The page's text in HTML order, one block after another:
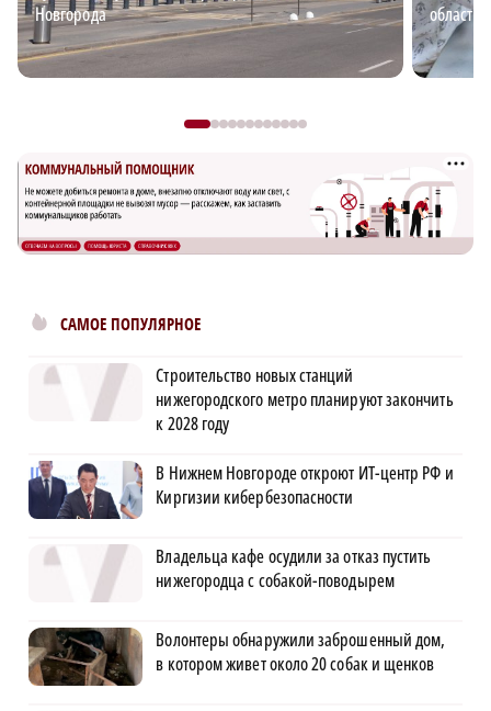
Новгорода
области:
САМОЕ ПОПУЛЯРНОЕ
Строительство новых станций
нижегородского метро планируют закончить
к 2028 году
В Нижнем Новгороде откроют ИТ-центр РФ и
Киргизии кибербезопасности
Владельца кафе осудили за отказ пустить
нижегородца с собакой-поводырем
Волонтеры обнаружили заброшенный дом,
в котором живет около 20 собак и щенков